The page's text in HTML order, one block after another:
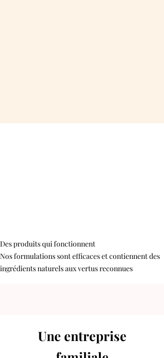
Des produits qui fonctionnent
Nos formulations sont efficaces et contiennent des
ingrédients naturels aux vertus reconnues
Une entreprise